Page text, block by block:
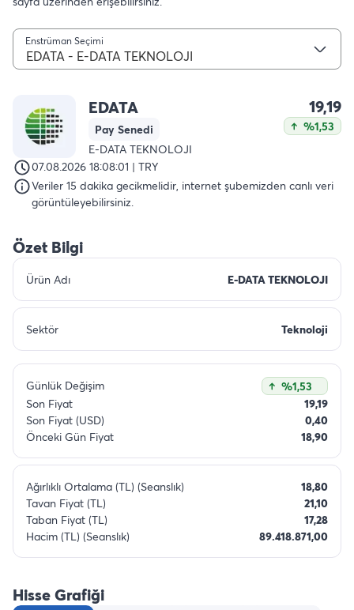
Enstrüman Seçimi
EDATA - E-DATA TEKNOLOJI
EDATA
Pay Senedi
E-DATA TEKNOLOJI
19,19
%1,53
07.08.2026 18:08:01 | TRY
Veriler 15 dakika gecikmelidir, internet şubemizden canlı veri
görüntüleyebilirsiniz.
Özet Bilgi
Ürün Adı E-DATA TEKNOLOJI
Sektör Teknoloji
Günlük Değişim
%1,53
Son Fiyat
19,19
Son Fiyat (USD)
0,40
Önceki Gün Fiyat
18,90
Ağırlıklı Ortalama (TL) (Seanslık)
18,80
Tavan Fiyat (TL)
21,10
Taban Fiyat (TL)
17,28
Hacim (TL) (Seanslık)
89.418.871,00
Hisse Grafiği